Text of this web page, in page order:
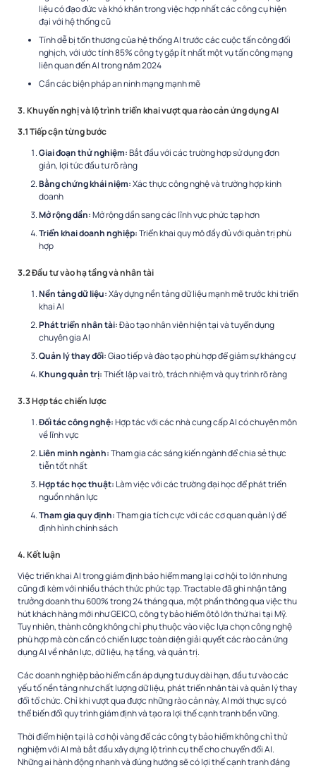
liệu có đạo đức và khó khăn trong việc hợp nhất các công cụ hiện
đại với hệ thống cũ
Tính dễ bị tổn thương của hệ thống AI trước các cuộc tấn công đối
nghịch, với ước tính 85% công ty gặp ít nhất một vụ tấn công mạng
liên quan đến AI trong năm 2024
Cần các biện pháp an ninh mạng mạnh mẽ
3. Khuyến nghị và lộ trình triển khai vượt qua rào cản ứng dụng AI
3.1 Tiếp cận từng bước
Giai đoạn thử nghiệm:Bắt đầu với các trường hợp sử dụng đơn
giản, lợi tức đầu tư rõ ràng
Bằng chứng khái niệm:Xác thực công nghệ và trường hợp kinh
doanh
Mở rộng dần:Mở rộng dần sang các lĩnh vực phức tạp hơn
Triển khai doanh nghiệp:Triển khai quy mô đầy đủ với quản trị phù
hợp
3.2 Đầu tư vào hạ tầng và nhân tài
Nền tảng dữ liệu:Xây dựng nền tảng dữ liệu mạnh mẽ trước khi triển
khai AI
Phát triển nhân tài:Đào tạo nhân viên hiện tại và tuyển dụng
chuyên gia AI
Quản lý thay đổi:Giao tiếp và đào tạo phù hợp để giảm sự kháng cự
Khung quản trị:Thiết lập vai trò, trách nhiệm và quy trình rõ ràng
3.3 Hợp tác chiến lược
Đối tác công nghệ:Hợp tác với các nhà cung cấp AI có chuyên môn
về lĩnh vực
Liên minh ngành:Tham gia các sáng kiến ngành để chia sẻ thực
tiễn tốt nhất
Hợp tác học thuật: Làm việc với các trường đại học để phát triển
nguồn nhân lực
Tham gia quy định:Tham gia tích cực với các cơ quan quản lý để
định hình chính sách
4. Kết luận
Việc triển khai AI trong giám định bảo hiểm mang lại cơ hội to lớn nhưng
cũng đi kèm với nhiều thách thức phức tạp. Tractable đã ghi nhận tăng
trưởng doanh thu 600% trong 24 tháng qua, một phần thông qua việc thu
hút khách hàng mới như GEICO, công ty bảo hiểm ôtô lớn thứ hai tại Mỹ.
Tuy nhiên, thành công không chỉ phụ thuộc vào việc lựa chọn công nghệ
phù hợp mà còn cần có chiến lược toàn diện giải quyết các rào cản ứng
dụng AI về nhân lực, dữ liệu, hạ tầng, và quản trị.
Các doanh nghiệp bảo hiểm cần áp dụng tư duy dài hạn, đầu tư vào các
yếu tố nền tảng như chất lượng dữ liệu, phát triển nhân tài và quản lý thay
đổi tổ chức. Chỉ khi vượt qua được những rào cản này, AI mới thực sự có
thể biến đổi quy trình giám định và tạo ra lợi thế cạnh tranh bền vững.
Thời điểm hiện tại là cơ hội vàng để các công ty bảo hiểm không chỉ thử
nghiệm với AI mà bắt đầu xây dựng lộ trình cụ thể cho chuyển đổi AI.
Những ai hành động nhanh và đúng hướng sẽ có lợi thế cạnh tranh đáng